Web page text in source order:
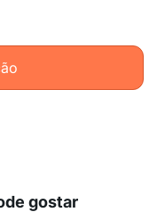
gostar